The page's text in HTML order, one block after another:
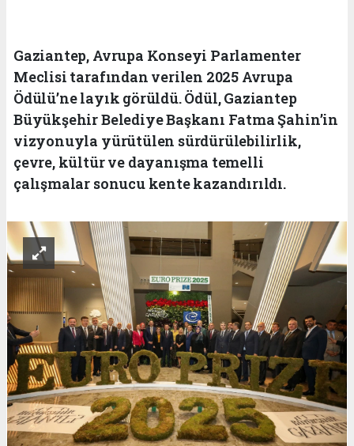
Gaziantep, Avrupa Konseyi Parlamenter
Meclisi tarafından verilen 2025 Avrupa
Ödülü’ne layık görüldü. Ödül, Gaziantep
Büyükşehir Belediye Başkanı Fatma Şahin’in
vizyonuyla yürütülen sürdürülebilirlik,
çevre, kültür ve dayanışma temelli
çalışmalar sonucu kente kazandırıldı.